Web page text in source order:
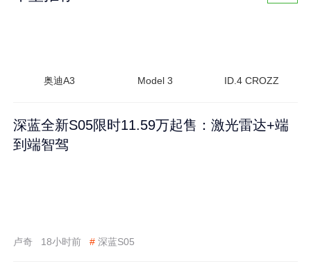
奥迪A3 Model 3 ID.4 CROZZ
深蓝全新S05限时11.59万起售：激光雷达+端
到端智驾
卢奇 18小时前 # 深蓝S05